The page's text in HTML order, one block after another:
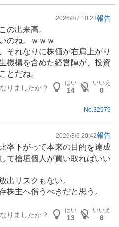
2026/8/7 10:23報告
の出来高。
のね。ｗｗｗ
それなりに株価が右肩上がり
機構を含めた経営陣が、投資
とだね。
りましたか？
はい
14
いいえ
0
No. 32979
2026/8/6 20:42報告
率下がって本来の目的を達成
て檜垣個人が買い取ればいい
出リスクもない。
株主へ償うべきだと思う。
りましたか？
はい
13
いいえ
6